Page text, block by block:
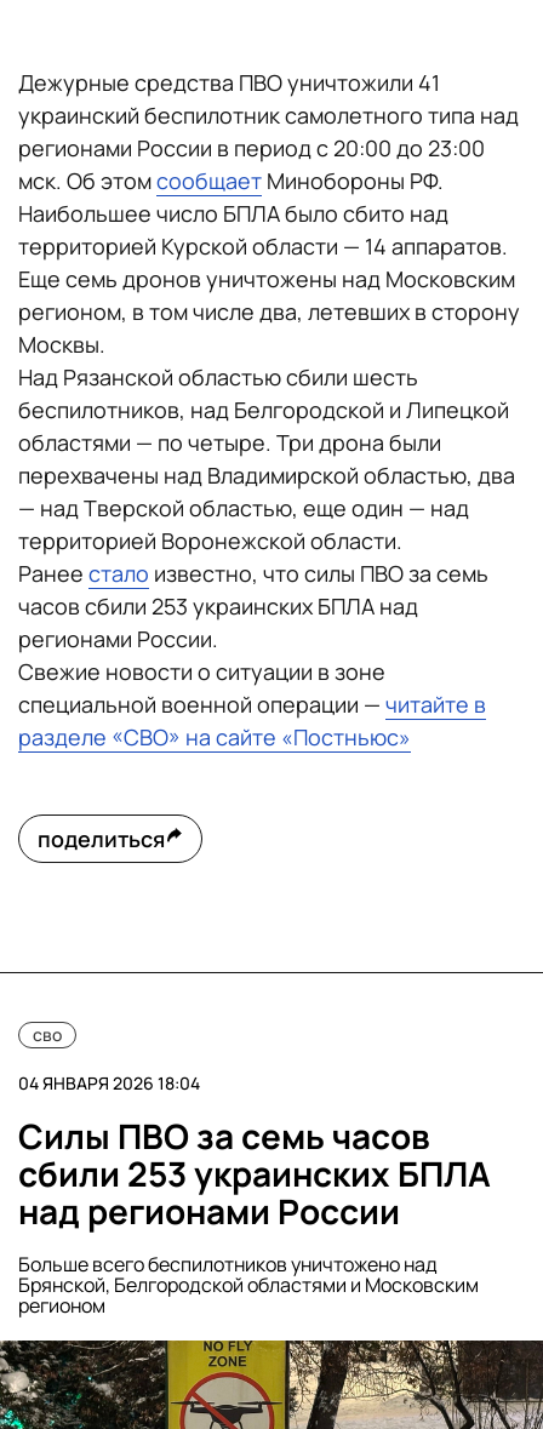
Дежурные средства ПВО уничтожили 41
украинский беспилотник самолетного типа над
регионами России в период с 20:00 до 23:00
мск. Об этомсообщает Минобороны РФ.
Наибольшее число БПЛА было сбито над
территорией Курской области — 14 аппаратов.
Еще семь дронов уничтожены над Московским
регионом, в том числе два, летевших в сторону
Москвы.
Над Рязанской областью сбили шесть
беспилотников, над Белгородской и Липецкой
областями — по четыре. Три дрона были
перехвачены над Владимирской областью, два
— над Тверской областью, еще один — над
территорией Воронежской области.
Ранее стало известно, что силы ПВО за семь
часов сбили 253 украинских БПЛА над
регионами России.
Свежие новости о ситуации в зоне
специальной военной операции — читайте в
разделе «СВО» на сайте «Постньюс»
поделиться
сво
04 ЯНВАРЯ 2026 18:04
Силы ПВО за семь часов
сбили 253 украинских БПЛА
над регионами России
Больше всего беспилотников уничтожено над
Брянской, Белгородской областями и Московским
регионом